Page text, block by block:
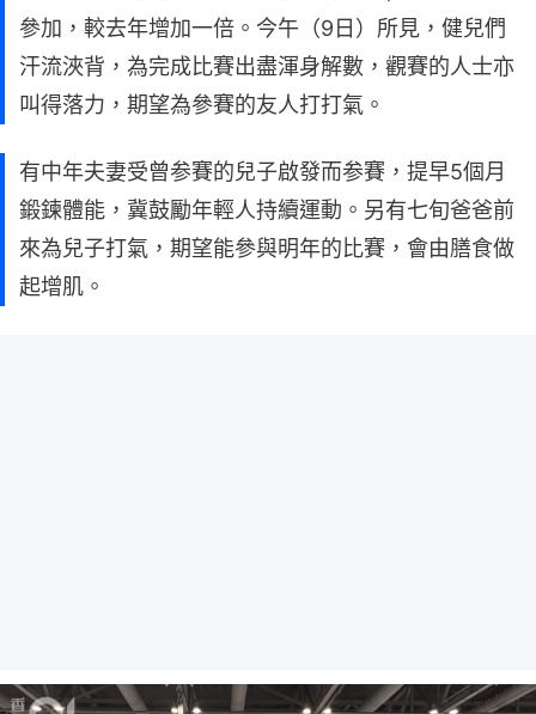
參加，較去年增加一倍。今午（9日）所見，健兒們
汗流浹背，為完成比賽出盡渾身解數，觀賽的人士亦
叫得落力，期望為參賽的友人打打氣。
有中年夫妻受曾参賽的兒子啟發而参賽，提早5個月
鍛鍊體能，冀鼓勵年輕人持續運動。另有七旬爸爸前
來為兒子打氣，期望能參與明年的比賽，會由膳食做
起增肌。